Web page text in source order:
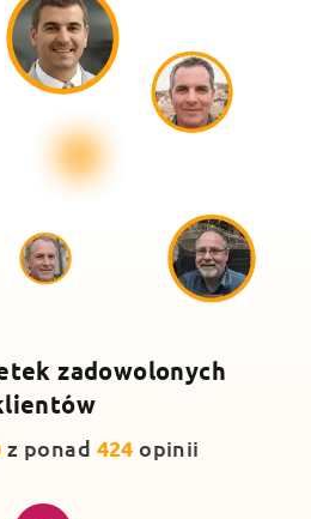
zadowolonych
z ponad 424 opinii